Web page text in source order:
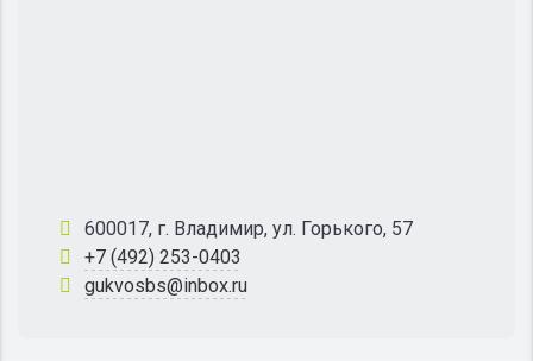
600017, г. Владимир, ул. Горького, 57
+7 (492) 253-0403
gukvosbs@inbox.ru